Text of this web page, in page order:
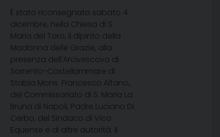
È stato riconsegnato sabato 4
dicembre, nella Chiesa di S.
Maria del Toro, il dipinto della
Madonna delle Grazie, alla
presenza dell’Arcivescovo di
Sorrento-Castellammare di
Stabia Mons. Francesco Alfano,
del Commissariato di S. Maria La
Bruna di Napoli, Padre Luciano Di
Cerbo, del Sindaco di Vico
Equense e di altre autorità. Il